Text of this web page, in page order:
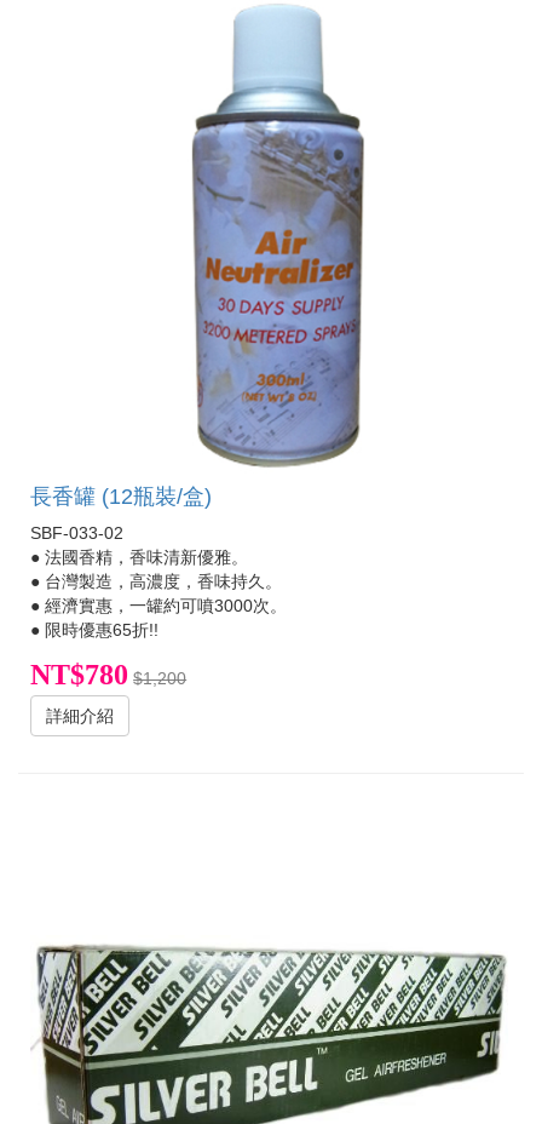
長香罐 (12瓶裝/盒)
SBF-033-02
● 法國香精，香味清新優雅。
● 台灣製造，高濃度，香味持久。
● 經濟實惠，一罐約可噴3000次。
● 限時優惠65折!!
NT$780 $1,200
詳細介紹